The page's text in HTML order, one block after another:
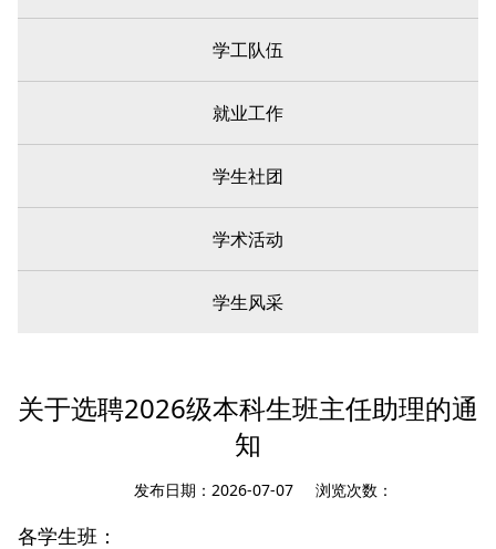
学工队伍
就业工作
学生社团
学术活动
学生风采
关于选聘2026级本科生班主任助理的通
知
发布日期：2026-07-07 浏览次数：
各学生班：